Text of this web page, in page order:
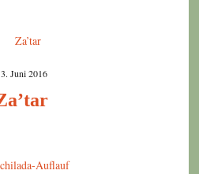
Juni 2016